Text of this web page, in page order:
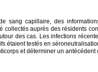
sang capillaire, des
auprès des résidents
des cas. Les infections
étaient testés en
et déterminer un antécédent